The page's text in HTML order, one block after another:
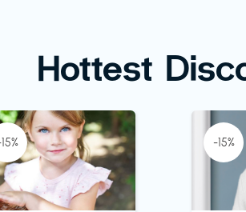
Hottest
-15%